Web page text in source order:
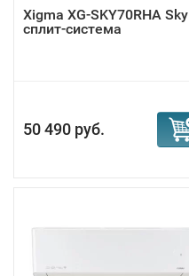
Xigma XG-SKY70RHA Sky
сплит-система
50 490 руб.